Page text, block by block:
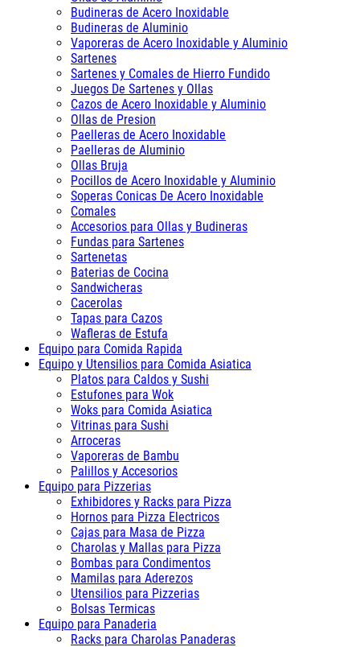
Budineras de Acero Inoxidable
Budineras de Aluminio
Vaporeras de Acero Inoxidable y Aluminio
Sartenes
Sartenes y Comales de Hierro Fundido
Juegos De Sartenes y Ollas
Cazos de Acero Inoxidable y Aluminio
Ollas de Presion
Paelleras de Acero Inoxidable
Paelleras de Aluminio
Ollas Bruja
Pocillos de Acero Inoxidable y Aluminio
Soperas Conicas De Acero Inoxidable
Comales
Accesorios para Ollas y Budineras
Fundas para Sartenes
Sartenetas
Baterias de Cocina
Sandwicheras
Cacerolas
Tapas para Cazos
Wafleras de Estufa
Equipo para Comida Rapida
Equipo y Utensilios para Comida Asiatica
Platos para Caldos y Sushi
Estufones para Wok
Woks para Comida Asiatica
Vitrinas para Sushi
Arroceras
Vaporeras de Bambu
Palillos y Accesorios
Equipo para Pizzerias
Exhibidores y Racks para Pizza
Hornos para Pizza Electricos
Cajas para Masa de Pizza
Charolas y Mallas para Pizza
Bombas para Condimentos
Mamilas para Aderezos
Utensilios para Pizzerias
Bolsas Termicas
Equipo para Panaderia
Racks para Charolas Panaderas